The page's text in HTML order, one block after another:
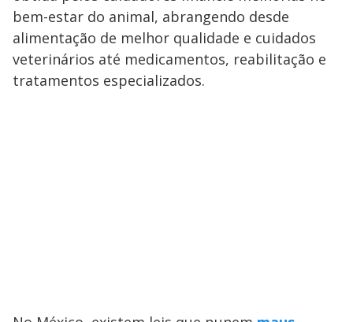
bem-estar do animal, abrangendo desde
alimentação de melhor qualidade e cuidados
veterinários até medicamentos, reabilitação e
tratamentos especializados.